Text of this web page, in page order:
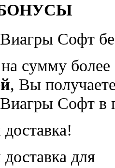
Виагры Софт
сумму более
, Вы
Виагры Софт в
для